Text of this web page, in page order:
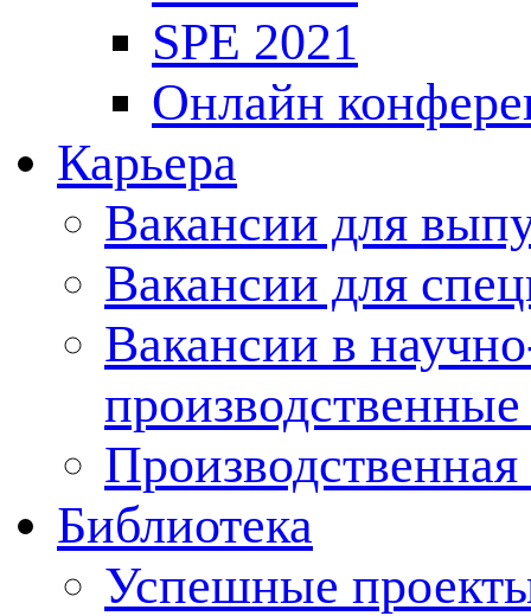
SPE 2021
Онлайн
Карьера
Вакансии для
Вакансии для
Вакансии в
Производственная
Библиотека
Успешные